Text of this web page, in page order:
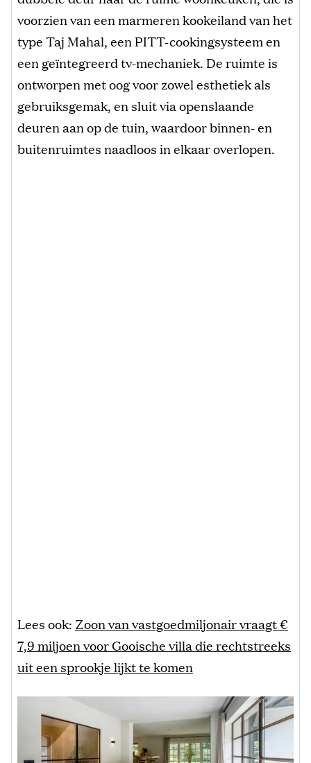
voorzien van een marmeren kookeiland van het
type Taj Mahal, een PITT-cookingsysteem en
een geïntegreerd tv-mechaniek. De ruimte is
ontworpen met oog voor zowel esthetiek als
gebruiksgemak, en sluit via openslaande
deuren aan op de tuin, waardoor binnen- en
buitenruimtes naadloos in elkaar overlopen.
Lees ook: Zoon van vastgoedmiljonair vraagt €
7,9 miljoen voor Gooische villa die rechtstreeks
uit een sprookje lijkt te komen